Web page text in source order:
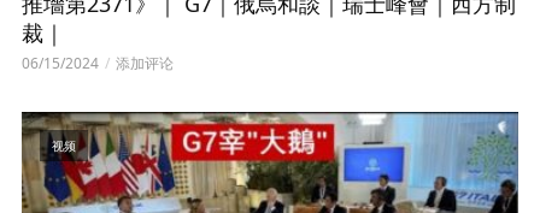
裁｜
06/15/2024 添加评论
视频